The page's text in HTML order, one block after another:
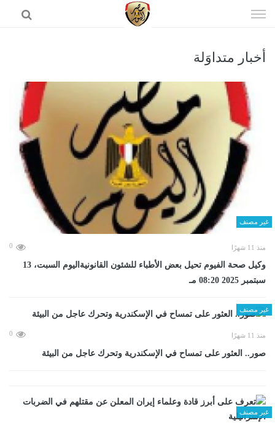
الى
أخبار متداوَلة
غير مصنف
منذ 11 شهرًا 0
وكيل صحة الفيوم تحيل بعض الأطباء للشئون القانونيةاليوم السبت، 13
سبتمبر 2025 08:20 مـ
غير مصنف
منذ 11 شهرًا 0
صور.. العثور على تمساح في الإسكندرية وتحرك عاجل من البيئة
غير مصنف